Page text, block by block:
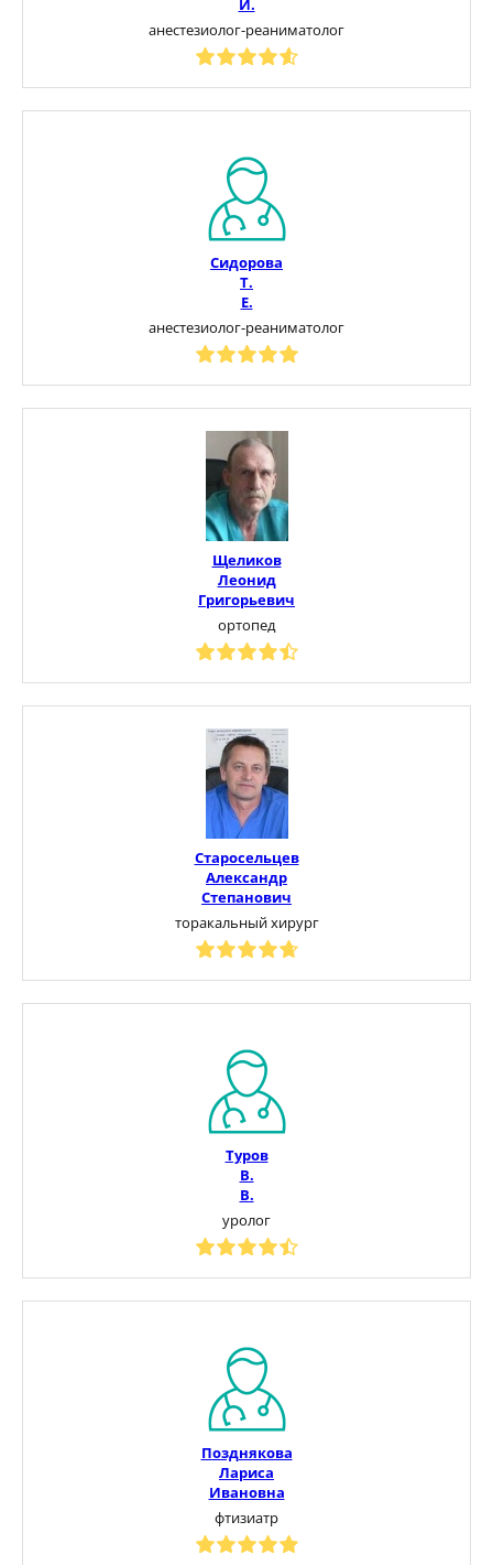
И.
анестезиолог-реаниматолог
Сидорова
Т.
Е.
анестезиолог-реаниматолог
Щеликов
Леонид
Григорьевич
ортопед
Старосельцев
Александр
Степанович
торакальный хирург
Туров
В.
В.
уролог
Позднякова
Лариса
Ивановна
фтизиатр